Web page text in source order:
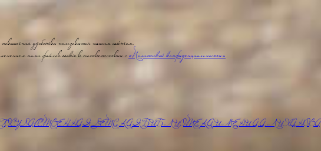
удобства пользования нашим сайтом.
нами файлов cookie в соответствии с«Политикой конфиденциальности»
ДЕТСКАЯ БИБЛИОТЕКА ИМЕНИ А.А.ЛИХАНОВА